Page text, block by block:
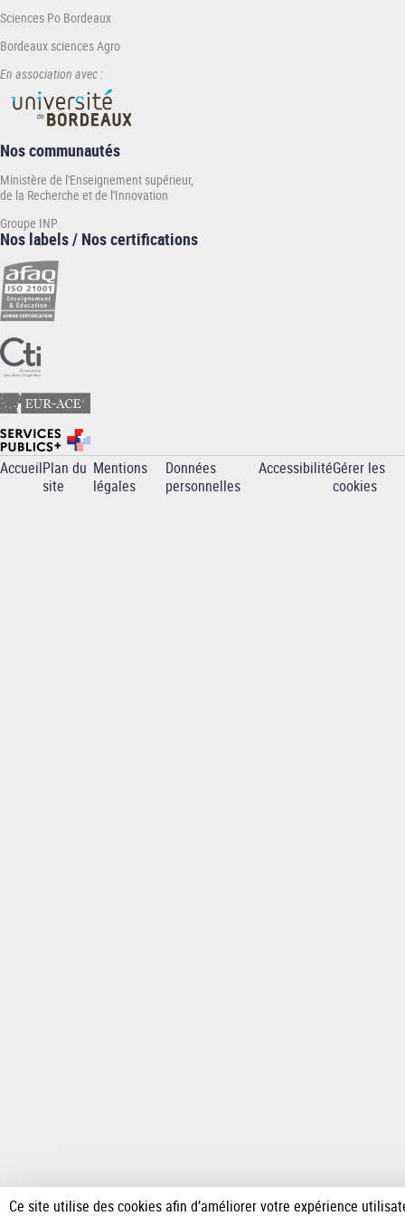
Sciences Po Bordeaux
Bordeaux sciences Agro
En association avec :
Nos communautés
Ministère de l'Enseignement supérieur,
de la Recherche et de l'Innovation
Groupe INP
Nos labels / Nos certifications
AccueilPlan du
site
Mentions
légales
Données
personnelles
AccessibilitéGérer les
cookies
Ce site utilise des cookies afin d’améliorer votre expérience